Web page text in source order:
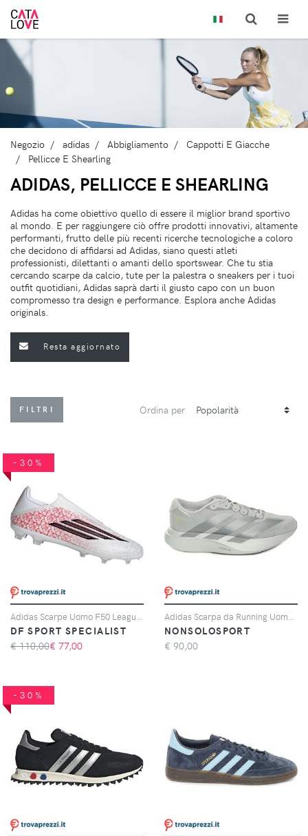
Negozio adidas Abbigliamento
Cappotti E Giacche
Pellicce E Shearling
ADIDAS, PELLICCE E SHEARLING
Adidas ha come obiettivo quello di essere il miglior brand sportivo
al mondo. E per raggiungere ciò offre prodotti innovativi, altamente
performanti, frutto delle più recenti ricerche tecnologiche a coloro
che decidono di affidarsi ad Adidas, siano questi atleti
professionisti, dilettanti o amanti dello sportswear. Che tu stia
cercando scarpe da calcio, tute per la palestra o sneakers per i tuoi
outfit quotidiani, Adidas saprà darti il giusto capo con un buon
compromesso tra design e performance. Esplora anche Adidas
originals.
Resta aggiornato
FILTRI Ordina per
-30%
DF SPORT SPECIALIST
€ 110,00€ 77,00
NONSOLOSPORT
€ 90,00
-30%